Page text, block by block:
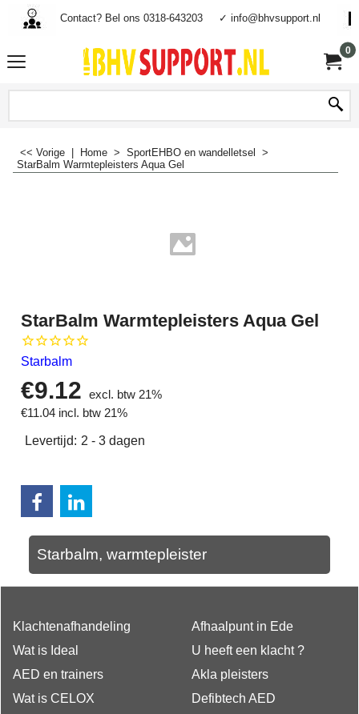
Contact? Bel ons 0318-643203 ✓ info@bhvsupport.nl
0
<< Vorige Home > SportEHBO en wandelletsel
>
StarBalm Warmtepleisters Aqua Gel
StarBalm Warmtepleisters Aqua Gel
Starbalm
€9.12
excl. btw 21%
€11.04 incl. btw 21%
Levertijd: 2 - 3 dagen
Starbalm, warmtepleister
Klachtenafhandeling
Wat is Ideal
AED en trainers
Wat is CELOX
Afhaalpunt in Ede
U heeft een klacht ?
Akla pleisters
Defibtech AED